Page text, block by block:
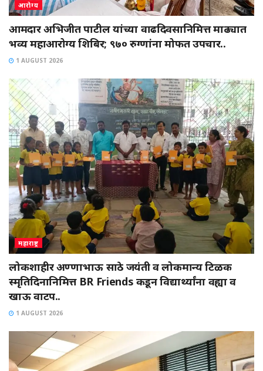
आरोग्य
आमदार अभिजीत पाटील यांच्या वाढदिवसानिमित्त माढ्यात
भव्य महाआरोग्य शिबिर; ९७० रुग्णांना मोफत उपचार..
1 AUGUST 2026
महाराष्ट्र
लोकशाहीर अण्णाभाऊ साठे जयंती व लोकमान्य टिळक
स्मृतिदिनानिमित्त BR Friends कडून विद्यार्थ्यांना वह्या व
खाऊ वाटप..
1 AUGUST 2026